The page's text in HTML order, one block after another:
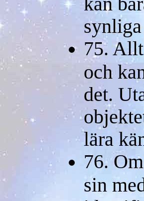
75.
och
det.
lära
76.
sin